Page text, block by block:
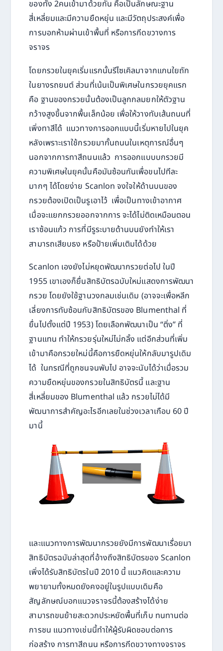
ของทั้ง 2คนเข้ามาด้วยกัน คือเป็นลักษณะฐาน
สี่เหลี่ยมและมีความยืดหยุ่น และมีวัตถุประสงค์เพื่อ
การบอกห้ามผ่านเข้าพื้นที่ หรือการกีดขวางการ
จราจร
โดยกรวยในยุคเริ่มแรกนั้นรีไซเคิลมาจากแกนใยถัก
ในยางรถยนต์ ส่วนที่เน้นเป็นพิเศษในกรวยยุคแรก
คือ ฐานของกรวยนั้นต้องเป็นลูกกลมยกให้ตัวฐาน
กว้างสูงขึ้นจากพื้นเล็กน้อย เพื่อให้วางทับเส้นถนนที่
เพิ่งทาสีได้ แนวทางการออกแบบนี้เริ่มหายไปในยุค
หลังเพราะเราใช้กรวยมากั้นถนนในเหตุการณ์อื่นๆ
นอกจากการทาสีถนนแล้ว การออกแบบบกรวยมี
ความพิเศษในยุคนั้นคือมันซ้อนกันเพื่อขนไปทีละ
มากๆ ได้โดยง่าย Scanlon จงใจให้ด้านบนของ
กรวยต้องเปิดเป็นรูเอาไว้ เพื่อเป็นทางเข้าอากาศ
เมื่อจะแยกกรวยออกจากการ จะได้ไม่ติดเหมือนตอน
เราซ้อนแก้ว การที่มีรูระบายด้านบนยังทำให้เรา
สามารถเสียบธง หรือป้ายเพิ่มเติมได้ด้วย
Scanlon เองยังไม่หยุดพัฒนากรวยต่อไป ในปี
1955 เขาเองก็ยื่นสิทธิบัตรฉบับใหม่แสดงการพัฒนา
กรวย โดยยังใช้ฐานวงกลมเช่นเดิม (อาจจะเพื่อหลีก
เลี่ยงการทับซ้อนกับสิทธิบัตรของ Blumenthal ที่
ยื่นไปตั้งแต่ปี 1953) โดยเลือกพัฒนาเป็น “ติ่ง” ที่
ฐานแทน ทำให้กรวยรุ่นใหม่ไม่กลิ้ง แต่อีกส่วนที่เพิ่ม
เข้ามาคือกรวยใหม่นี้คือการยืดหยุ่นให้กลับมารูปเดิม
ได้ ในกรณีที่ถูกชนจนพับไป อาจจะนับได้ว่าเมื่อรวม
ความยืดหยุ่นของกรวยในสิทธิบัตรนี้ และฐาน
สี่เหลี่ยมของ Blumenthal แล้ว กรวยไม่ได้มี
พัฒนาการสำคัญอะไรอีกเลยในช่วงเวลาเกือบ 60 ปี
มานี้
และแนวทางการพัฒนากรวยยังมีการพัฒนาเรื่อยมา
สิทธิบัตรฉบับล่าสุดที่อ้างถึงสิทธิบัตรของ Scanlon
เพิ่งได้รับสิทธิบัตรในปี 2010 นี้ แนวคิดและความ
พยายามทั้งหมดยังคงอยู่ในรูปแบบเดิมคือ
สัญลักษณ์บอกแนวจราจรนี้ต้องสร้างได้ง่าย
สามารถขนย้ายสะดวกประหยัดพื้นที่เก็บ ทนทานต่อ
การชน แนวทางเช่นนี้ทำให้ผู้รับผิดชอบต่อการ
ก่อสร้าง การทาสีถนน หรือการกีดขวางทางจราจร